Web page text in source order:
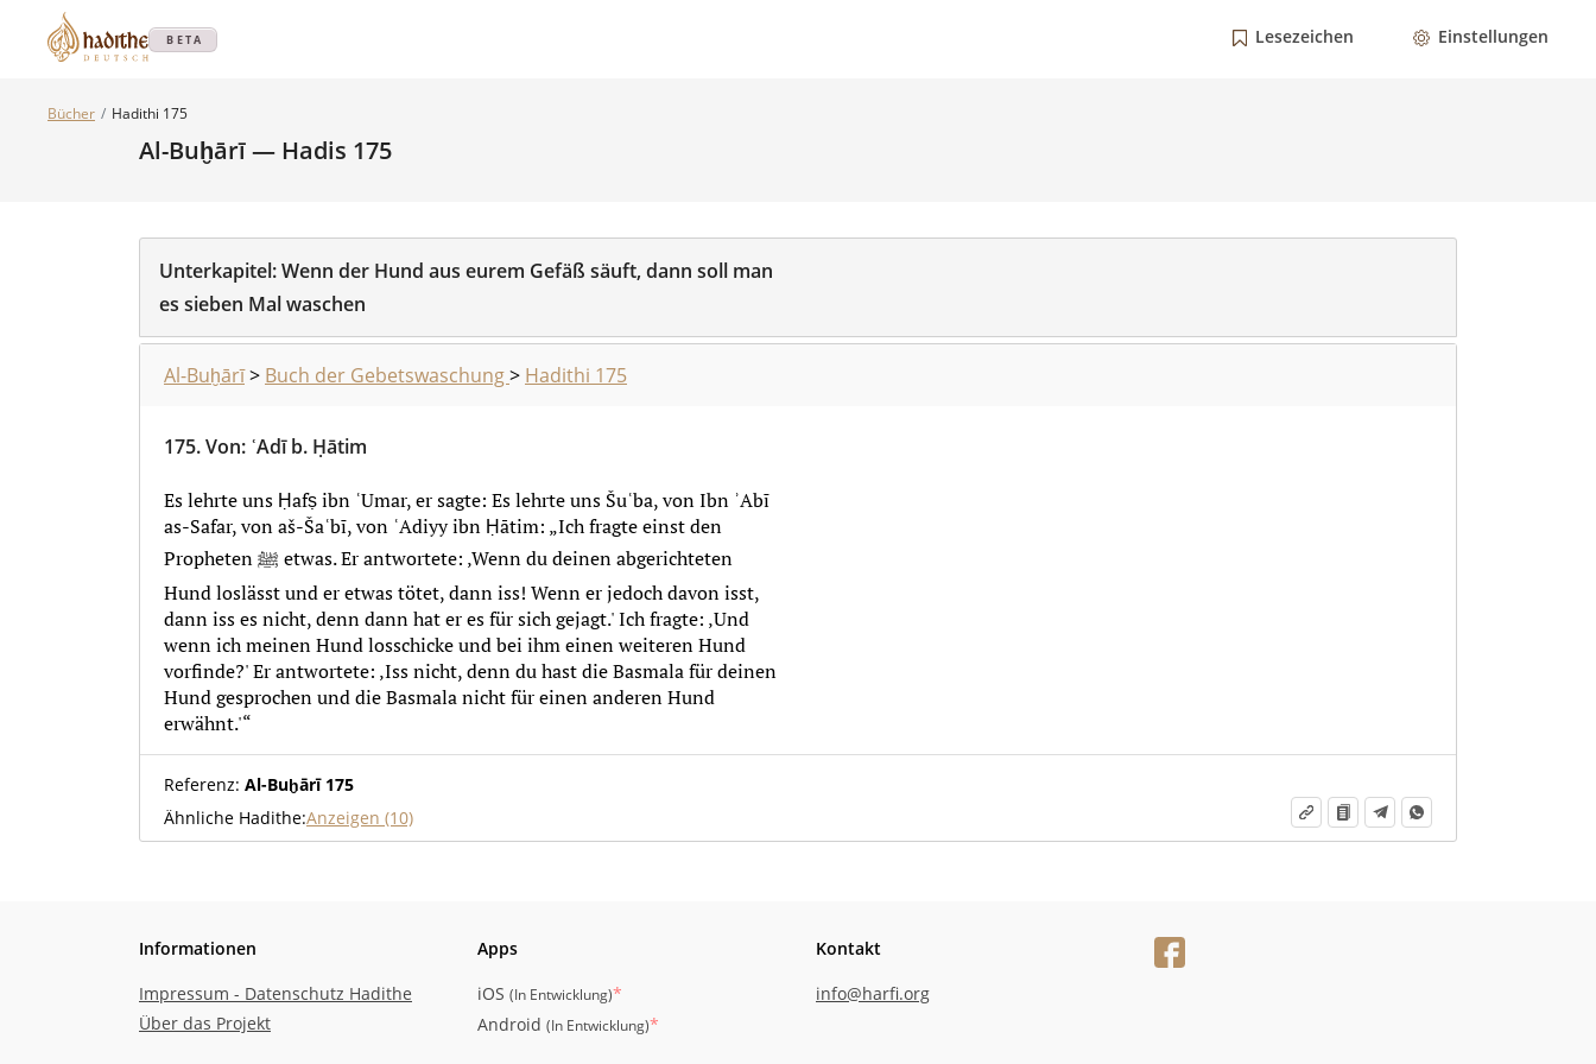
BETA Lesezeichen Einstellungen
Bücher Hadithi 175
Al-Buḫārī — Hadis 175
Unterkapitel:Wenn der Hund aus eurem Gefäß säuft, dann soll man
es sieben Mal waschen
Al-Buḫārī> Buch der Gebetswaschung> Hadithi 175
175.Von: ʿAdī b. Ḥātim
Es lehrte uns Ḥafṣ ibn ʿUmar, er sagte: Es lehrte uns Šuʿba, von Ibn ʾAbī
as-Safar, von aš-Šaʿbī, von ʿAdiyy ibn Ḥātim: „Ich fragte einst den
Propheten ﷺ etwas. Er antwortete: ‚Wenn du deinen abgerichteten
Hund loslässt und er etwas tötet, dann iss! Wenn er jedoch davon isst,
dann iss es nicht, denn dann hat er es für sich gejagt.' Ich fragte: ‚Und
wenn ich meinen Hund losschicke und bei ihm einen weiteren Hund
vorfinde?' Er antwortete: ‚Iss nicht, denn du hast die Basmala für deinen
Hund gesprochen und die Basmala nicht für einen anderen Hund
erwähnt.'“
Referenz: Al-Buḫārī 175
Ähnliche Hadithe:Anzeigen (10)
Informationen
Impressum - Datenschutz Hadithe
Über das Projekt
Apps
iOS (In Entwicklung)*
Android (In Entwicklung)*
Kontakt
info@harfi.org